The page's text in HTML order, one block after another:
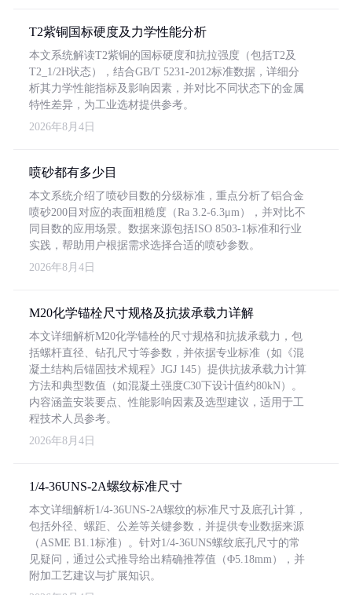
T2紫铜国标硬度及力学性能分析
本文系统解读T2紫铜的国标硬度和抗拉强度（包括T2及
T2_1/2H状态），结合GB/T 5231-2012标准数据，详细分
析其力学性能指标及影响因素，并对比不同状态下的金属
特性差异，为工业选材提供参考。
2026年8月4日
喷砂都有多少目
本文系统介绍了喷砂目数的分级标准，重点分析了铝合金
喷砂200目对应的表面粗糙度（Ra 3.2-6.3μm），并对比不
同目数的应用场景。数据来源包括ISO 8503-1标准和行业
实践，帮助用户根据需求选择合适的喷砂参数。
2026年8月4日
M20化学锚栓尺寸规格及抗拔承载力详解
本文详细解析M20化学锚栓的尺寸规格和抗拔承载力，包
括螺杆直径、钻孔尺寸等参数，并依据专业标准（如《混
凝土结构后锚固技术规程》JGJ 145）提供抗拔承载力计算
方法和典型数值（如混凝土强度C30下设计值约80kN）。
内容涵盖安装要点、性能影响因素及选型建议，适用于工
程技术人员参考。
2026年8月4日
1/4-36UNS-2A螺纹标准尺寸
本文详细解析1/4-36UNS-2A螺纹的标准尺寸及底孔计算，
包括外径、螺距、公差等关键参数，并提供专业数据来源
（ASME B1.1标准）。针对1/4-36UNS螺纹底孔尺寸的常
见疑问，通过公式推导给出精确推荐值（Φ5.18mm），并
附加工艺建议与扩展知识。